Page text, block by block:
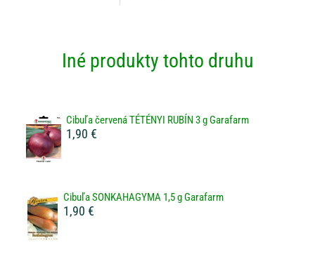
Iné produkty tohto druhu
Cibuľa červená TÉTÉNYI RUBÍN 3 g Garafarm
1,90 €
Cibuľa SONKAHAGYMA 1,5 g Garafarm
1,90 €